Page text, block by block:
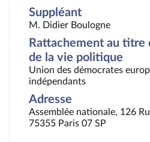
Suppléant
M. Didier Boulogne
Rattachement au titre
de la vie politique
Union des démocrates
indépendants
Adresse
Assemblée nationale, 126
75355 Paris 07 SP